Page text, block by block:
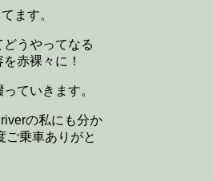
ます。
うやってなる
赤裸々に！
ていきます。
の私にも分か
ご乗車ありがと